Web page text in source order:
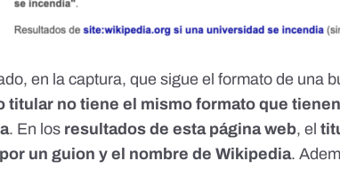
en la captura, que sigue el formato de una
titular no tiene el mismo formato que
. En los resultados de esta página web, el
un guion y el nombre de Wikipedia.